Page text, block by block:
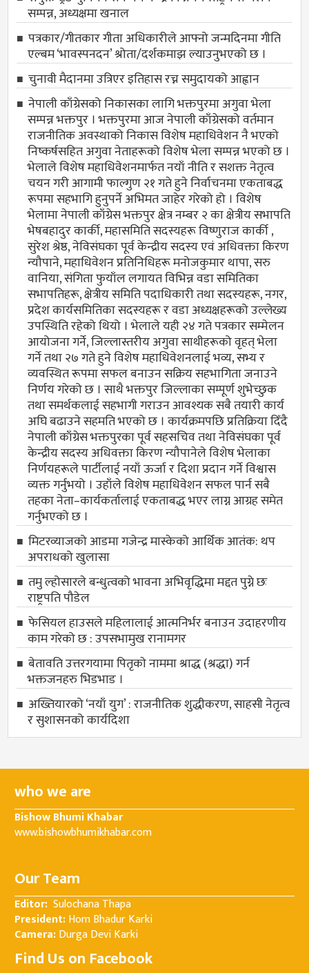
सम्पन्न, अध्यक्षमा खनाल
पत्रकार/गीतकार गीता अधिकारीले आफ्नो जन्मदिनमा गीति
एल्बम ‘भावस्पनदन’ श्रोता/दर्शकमाझ ल्याउनुभएको छ ।
चुनावी मैदानमा उत्रिएर इतिहास रच्न समुदायको आह्वान
नेपाली काँग्रेसको निकासका लागि भक्तपुरमा अगुवा भेला
सम्पन्न भक्तपुर । भक्तपुरमा आज नेपाली काँग्रेसको वर्तमान
राजनीतिक अवस्थाको निकास विशेष महाधिवेशन नै भएको
निष्कर्षसहित अगुवा नेताहरूको विशेष भेला सम्पन्न भएको छ ।
भेलाले विशेष महाधिवेशनमार्फत नयाँ नीति र सशक्त नेतृत्व
चयन गरी आगामी फाल्गुण २१ गते हुने निर्वाचनमा एकताबद्ध
रूपमा सहभागि हुनुपर्ने अभिमत जाहेर गरेको हो । विशेष
भेलामा नेपाली काँग्रेस भक्तपुर क्षेत्र नम्बर २ का क्षेत्रीय सभापति
भेषबहादुर कार्की, महासमिति सदस्यहरू विष्णुराज कार्की ,
सुरेश श्रेष्ठ, नेविसंघका पूर्व केन्द्रीय सदस्य एवं अधिवक्ता किरण
न्यौपाने, महाधिवेशन प्रतिनिधिहरू मनोजकुमार थापा, सरु
वानिया, संगिता फुयाँल लगायत विभिन्न वडा समितिका
सभापतिहरू, क्षेत्रीय समिति पदाधिकारी तथा सदस्यहरू, नगर,
प्रदेश कार्यसमितिका सदस्यहरू र वडा अध्यक्षहरूको उल्लेख्य
उपस्थिति रहेको थियो । भेलाले यही २४ गते पत्रकार सम्मेलन
आयोजना गर्ने, जिल्लास्तरीय अगुवा साथीहरूको वृहत् भेला
गर्ने तथा २७ गते हुने विशेष महाधिवेशनलाई भव्य, सभ्य र
व्यवस्थित रूपमा सफल बनाउन सक्रिय सहभागिता जनाउने
निर्णय गरेको छ । साथै भक्तपुर जिल्लाका सम्पूर्ण शुभेच्छुक
तथा समर्थकलाई सहभागी गराउन आवश्यक सबै तयारी कार्य
अघि बढाउने सहमति भएको छ । कार्यक्रमपछि प्रतिक्रिया दिँदै
नेपाली काँग्रेस भक्तपुरका पूर्व सहसचिव तथा नेविसंघका पूर्व
केन्द्रीय सदस्य अधिवक्ता किरण न्यौपानेले विशेष भेलाका
निर्णयहरूले पार्टीलाई नयाँ ऊर्जा र दिशा प्रदान गर्ने विश्वास
व्यक्त गर्नुभयो । उहाँले विशेष महाधिवेशन सफल पार्न सबै
तहका नेता–कार्यकर्तालाई एकताबद्ध भएर लाग्न आग्रह समेत
गर्नुभएको छ ।
मिटरव्याजको आडमा गजेन्द्र मास्केको आर्थिक आतंक: थप
अपराधको खुलासा
तमु ल्होसारले बन्धुत्वको भावना अभिवृद्धिमा मद्दत पुग्ने छः
राष्ट्रपति पौडेल
फेसियल हाउसले महिलालाई आत्मनिर्भर बनाउन उदाहरणीय
काम गरेको छ : उपसभामुख रानामगर
बेतावति उत्तरगयामा पितृकाे नाममा श्राद्ध (श्रद्धा) गर्न
भक्तजनहरु भिडभाड ।
अख्तियारको ‘नयाँ युग’ : राजनीतिक शुद्धीकरण, साहसी नेतृत्व
र सुशासनको कार्यदिशा
who we are
Bishow Bhumi Khabar
www.bishowbhumikhabar.com
Our Team
Editor: Sulochana Thapa
President:Hom Bhadur Karki
Camera:Durga Devi Karki
Find Us on Facebook